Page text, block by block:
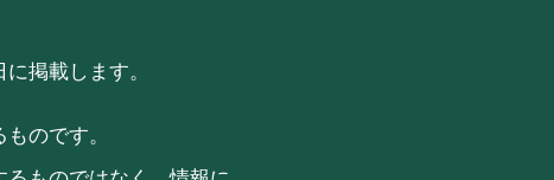
掲載します。
のです。